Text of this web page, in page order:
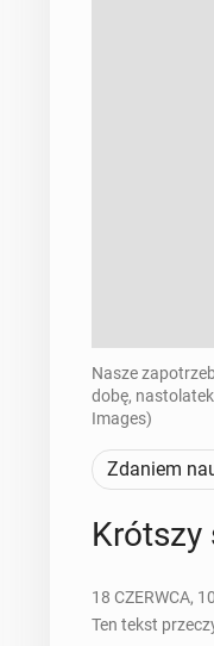
Nasze
dobę,
Images)
Zdaniem
Krótszy
18 CZERWCA,
Ten tekst